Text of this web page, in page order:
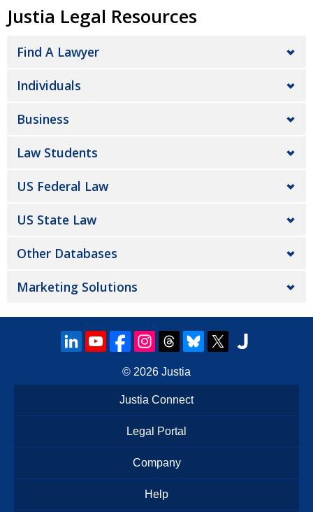
Justia Legal Resources
Find A Lawyer
Individuals
Business
Law Students
US Federal Law
US State Law
Other Databases
Marketing Solutions
© 2026 Justia
Justia Connect
Legal Portal
Company
Help